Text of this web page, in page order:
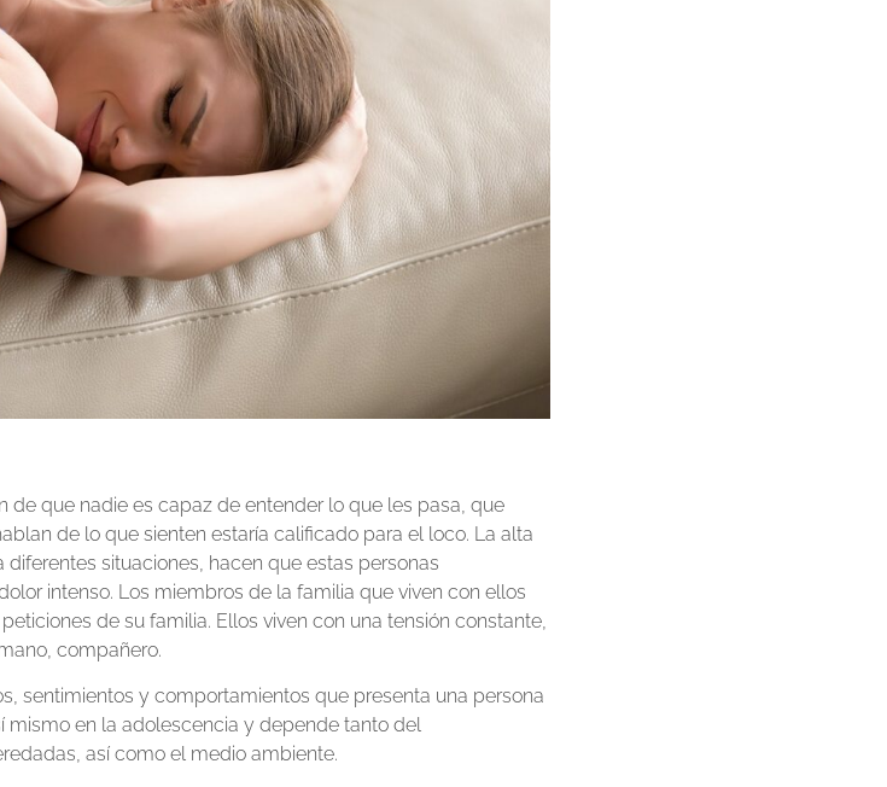
de que nadie es capaz de entender lo que les pasa, que
de lo que sienten estaría calificado para el loco. La alta
situaciones, hacen que estas personas
intenso. Los miembros de la familia que viven con ellos
de su familia. Ellos viven con una tensión constante,
compañero.
sentimientos y comportamientos que presenta una persona
mismo en la adolescencia y depende tanto del
así como el medio ambiente.